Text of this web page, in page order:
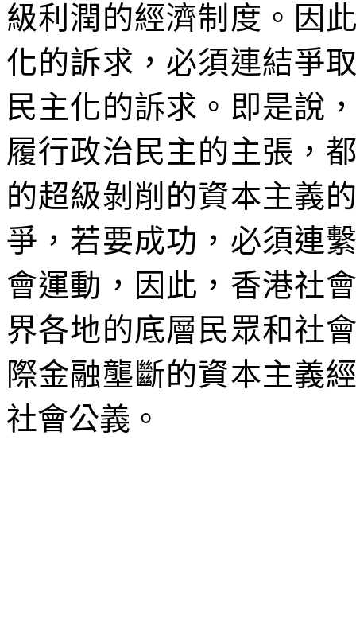
級利潤的經濟制度。因
化的訴求，必須連結爭
民主化的訴求。即是說
履行政治民主的主張，
的超級剝削的資本主義
爭，若要成功，必須連
會運動，因此，香港社
界各地的底層民眾和社
際金融壟斷的資本主義
社會公義。